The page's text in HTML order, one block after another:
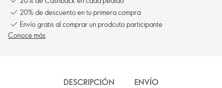
20% de descuento en tu primera compra
Envío gratis al comprar un prodcuto participante
Conoce más
DESCRIPCIÓN ENVÍO